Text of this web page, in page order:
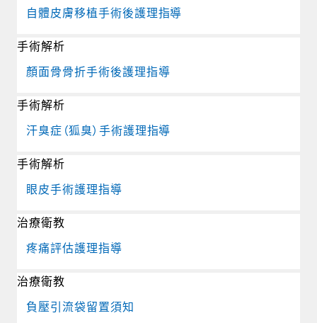
自體皮膚移植手術後護理指導
顏面骨骨折手術後護理指導
手術解析
汗臭症（狐臭）手術護理指導
手術解析
眼皮手術護理指導
手術解析
疼痛評估護理指導
治療衛教
負壓引流袋留置須知
治療衛教